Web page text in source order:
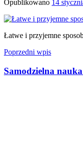
Opublikowano 14
Łatwe i przyjemne
Nawigacja
wpisu
Poprzedni wpis
Samodzielna